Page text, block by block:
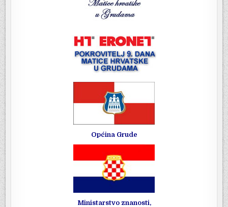
Općina Grude
Ministarstvo znanosti,